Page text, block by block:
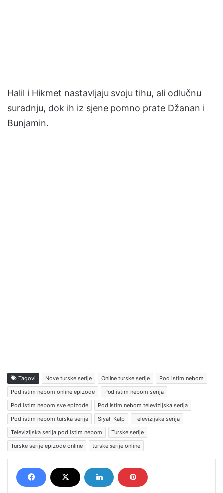
Halil i Hikmet nastavljaju svoju tihu, ali odlučnu
suradnju, dok ih iz sjene pomno prate Džanan i
Bunjamin.
Tagovi Nove turske serije Online turske serije
Pod istim nebom
Pod istim nebom online epizode
Pod istim nebom serija
Pod istim nebom sve epizode
Pod istim nebom televizijska serija
Pod istim nebom turska serija
Siyah Kalp
Televizijska serija
Televizijska serija pod istim nebom
Turske serije
Turske serije epizode online
turske serije online